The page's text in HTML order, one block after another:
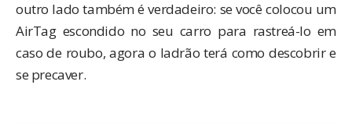
outro lado também é verdadeiro: se você colocou um
AirTag escondido no seu carro para rastreá-lo em
caso de roubo, agora o ladrão terá como descobrir e
se precaver.